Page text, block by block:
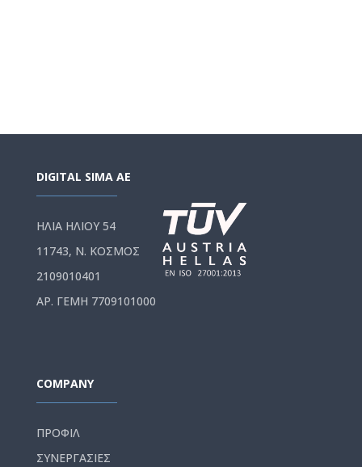
DIGITAL SIMA AE
ΗΛΙΑ ΗΛΙΟΥ 54
11743, Ν. ΚΟΣΜΟΣ
2109010401
ΑΡ. ΓΕΜΗ 7709101000
COMPANY
ΠΡΟΦΙΛ
ΣΥΝΕΡΓΑΣΙΕΣ